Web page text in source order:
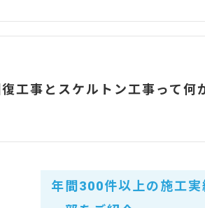
年間300件以上の施工実